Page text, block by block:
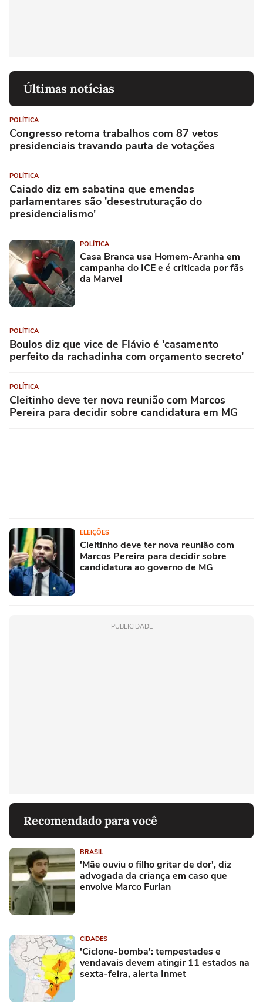
Últimas notícias
POLÍTICA
Congresso retoma trabalhos com 87 vetos
presidenciais travando pauta de votações
POLÍTICA
Caiado diz em sabatina que emendas
parlamentares são 'desestruturação do
presidencialismo'
POLÍTICA
Casa Branca usa Homem-Aranha em
campanha do ICE e é criticada por fãs
da Marvel
POLÍTICA
Boulos diz que vice de Flávio é 'casamento
perfeito da rachadinha com orçamento secreto'
POLÍTICA
Cleitinho deve ter nova reunião com Marcos
Pereira para decidir sobre candidatura em MG
ELEIÇÕES
Cleitinho deve ter nova reunião com
Marcos Pereira para decidir sobre
candidatura ao governo de MG
PUBLICIDADE
Recomendado para você
BRASIL
'Mãe ouviu o filho gritar de dor', diz
advogada da criança em caso que
envolve Marco Furlan
CIDADES
'Ciclone-bomba': tempestades e
vendavais devem atingir 11 estados na
sexta-feira, alerta Inmet